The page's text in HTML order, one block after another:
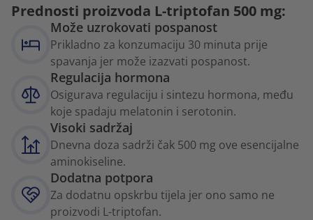
Prednosti proizvoda L-triptofan 500 mg:
Može uzrokovati pospanost
Prikladno za konzumaciju 30 minuta prije
spavanja jer može izazvati pospanost.
Regulacija hormona
Osigurava regulaciju i sintezu hormona, među
koje spadaju melatonin i serotonin.
Visoki sadržaj
Dnevna doza sadrži čak 500 mg ove esencijalne
aminokiseline.
Dodatna potpora
Za dodatnu opskrbu tijela jer ono samo ne
proizvodi L-triptofan.